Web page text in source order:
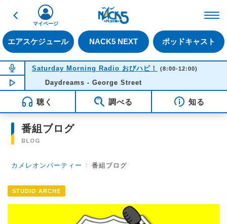
戻る
エアスケジュール NACK5 NEXT ポッドキャスト
マイページ
NOW ON AIR
Saturday Morning Radio おびハピ！ (8:00-12:00)
NOW PLAYING11:49
Daydreams - George Street
聴く 調べる 知る
番組ブログ
BLOG
カメレオンパーティー 〉番組ブログ
STUDIO ARCHE